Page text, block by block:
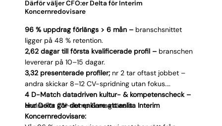
Därför väljer CFO:er Delta för Interim
Koncernredovisare
96 % uppdrag förlängs > 6 mån – branschsnittet
ligger på 48 % retention.
2,62 dagar till första kvalificerade profil – branschen
levererar på 10–15 dagar.
3,32 presenterade profiler; nr 2 tar oftast jobbet –
andra skickar 8–12 CV-spridning utan fokus.
4 D-Match datadriven kultur- & kompetens­check –
andra kör CV-slump & magkänsla.
Hur Delta gör det enklare att anlita Interim
Koncernredovisare: